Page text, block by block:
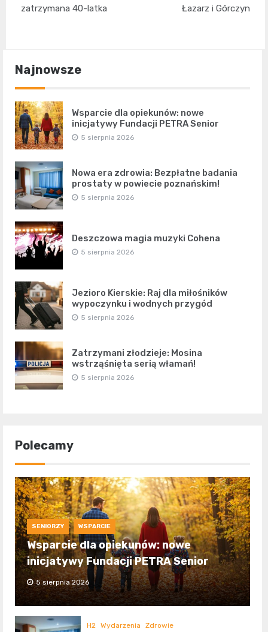
zatrzymana 40-latka
Łazarz i Górczyn
Najnowsze
Wsparcie dla opiekunów: nowe
inicjatywy Fundacji PETRA Senior
5 sierpnia 2026
Nowa era zdrowia: Bezpłatne badania
prostaty w powiecie poznańskim!
5 sierpnia 2026
Deszczowa magia muzyki Cohena
5 sierpnia 2026
Jezioro Kierskie: Raj dla miłośników
wypoczynku i wodnych przygód
5 sierpnia 2026
Zatrzymani złodzieje: Mosina
wstrząśnięta serią włamań!
5 sierpnia 2026
Polecamy
SENIORZY WSPARCIE
Wsparcie dla opiekunów: nowe
inicjatywy Fundacji PETRA Senior
5 sierpnia 2026
H2 Wydarzenia Zdrowie